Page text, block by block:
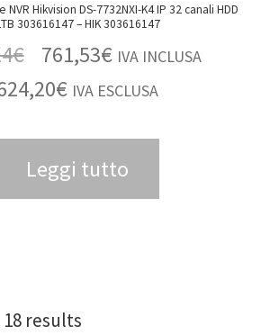
Hikvision DS-7732NXI-K4 IP 32 canali HDD
2TB 303616147 – HIK 303616147
€ 761,53€ IVA INCLUSA
€ IVA ESCLUSA
Leggi tutto
results